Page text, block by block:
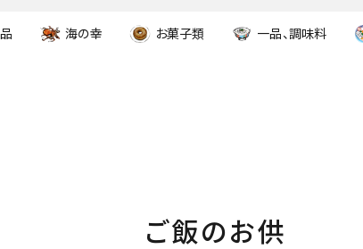
海の幸 お菓子類 一品、調味料
ご飯のお供